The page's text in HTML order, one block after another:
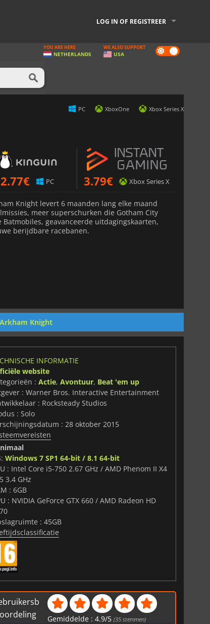
LOG IN OF REGISTREER
Dark
mode
YOU ARE HERE
NETHERLANDS
WE ALSO SUPPORT
USA
PC XboxOne Xbox Series X
2.77€ PC 3.79€ Xbox Series X
Knight levert 6 maanden lang elke maand
meer superschurken die Gotham City
geavanceerde uitdagingskaarten,
berijdbare racebanen.
Knight
INFORMATIE
website
: Actie, Avontuur, Beat 'em up
: Warner Bros. Interactive Entertainment
: Rocksteady Studios
: Solo
: 28 oktober 2015
Windows 7 SP1 64-bit / 8.1 64-bit
: Intel Core i5-750 2.67 GHz / AMD Phenom II X4
3.4 GHz
: 6GB
: NVIDIA GeForce GTX 660 / AMD Radeon HD
: 45GB
Gemiddelde :4.9/5 (35 stemmen)